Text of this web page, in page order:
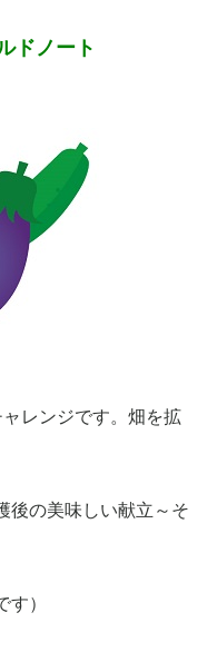
ドノート
レンジです。畑を拡
後の美味しい献立～そ
す）